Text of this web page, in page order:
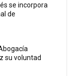
se incorpora
de
su voluntad